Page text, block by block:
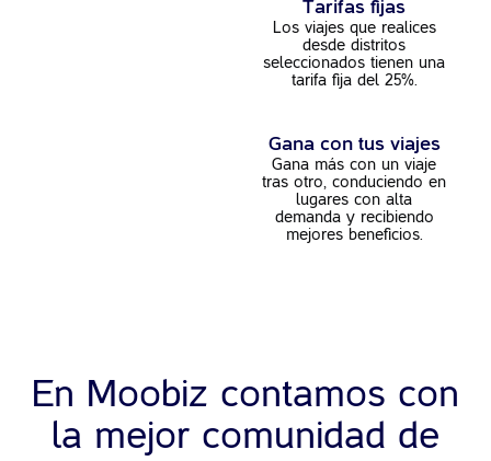
Tarifas fijas
Los viajes que realices
desde distritos
seleccionados tienen una
tarifa fija del 25%.
Gana con tus viajes
Gana más con un viaje
tras otro, conduciendo en
lugares con alta
demanda y recibiendo
mejores beneficios.
En Moobiz contamos con
la mejor comunidad de